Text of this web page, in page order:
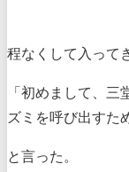
程なくして入って
「初めまして、
ズミを呼び出すた
と言った。